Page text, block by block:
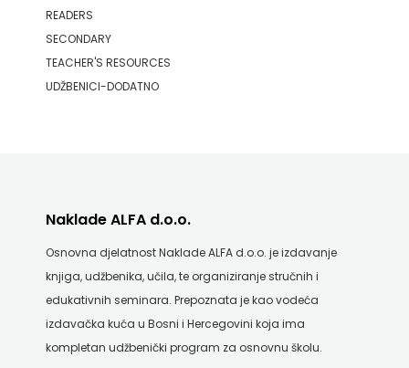
STILUS
ŠARENI
media
grupa
d.o.o.
READERS
SECONDARY
TEACHER'S RESOURCES
UDŽBENICI-DODATNO
Naklade ALFA d.o.o.
Osnovna djelatnost Naklade ALFA d.o.o. je izdavanje
knjiga, udžbenika, učila, te organiziranje stručnih i
edukativnih seminara. Prepoznata je kao vodeća
izdavačka kuća u Bosni i Hercegovini koja ima
kompletan udžbenički program za osnovnu školu.